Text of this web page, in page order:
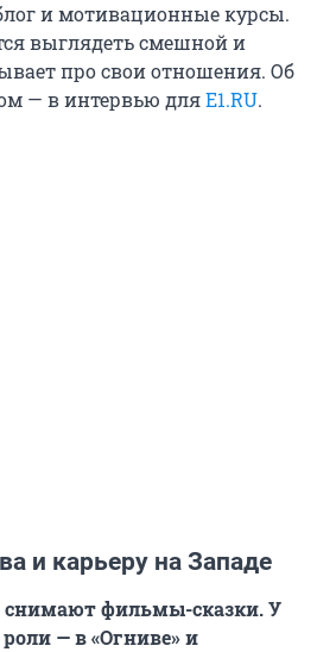
и мотивационные курсы.
выглядеть смешной и
про свои отношения. Об
— в интервью дляЕ1.RU.
и карьеру на Западе
снимают фильмы-сказки. У
— в «Огниве» и